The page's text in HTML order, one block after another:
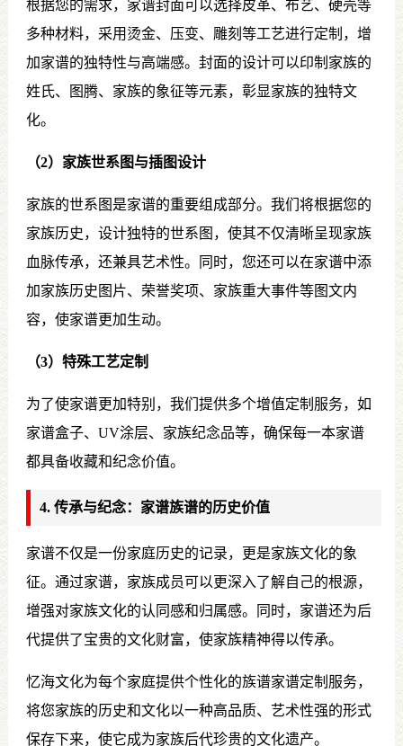
根据您的需求，家谱封面可以选择皮革、布艺、硬壳等
多种材料，采用烫金、压变、雕刻等工艺进行定制，增
加家谱的独特性与高端感。封面的设计可以印制家族的
姓氏、图腾、家族的象征等元素，彰显家族的独特文
化。
（2）家族世系图与插图设计
家族的世系图是家谱的重要组成部分。我们将根据您的
家族历史，设计独特的世系图，使其不仅清晰呈现家族
血脉传承，还兼具艺术性。同时，您还可以在家谱中添
加家族历史图片、荣誉奖项、家族重大事件等图文内
容，使家谱更加生动。
（3）特殊工艺定制
为了使家谱更加特别，我们提供多个增值定制服务，如
家谱盒子、UV涂层、家族纪念品等，确保每一本家谱
都具备收藏和纪念价值。
4. 传承与纪念：家谱族谱的历史价值
家谱不仅是一份家庭历史的记录，更是家族文化的象
征。通过家谱，家族成员可以更深入了解自己的根源，
增强对家族文化的认同感和归属感。同时，家谱还为后
代提供了宝贵的文化财富，使家族精神得以传承。
忆海文化为每个家庭提供个性化的族谱家谱定制服务，
将您家族的历史和文化以一种高品质、艺术性强的形式
保存下来，使它成为家族后代珍贵的文化遗产。